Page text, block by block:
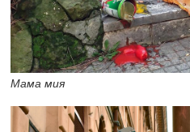
Мама мия